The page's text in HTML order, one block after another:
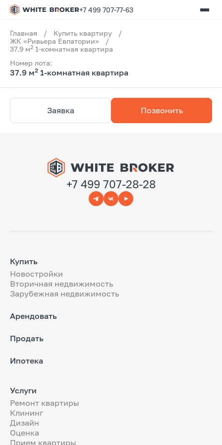
+7 499 707-77-63
Главная / Купить квартиру
/
ЖК «Ривьера Евпатории»
/
37.9 м2 1-комнатная квартира
Номер лота:
37.9 м2 1-комнатная квартира
Заявка Позвонить
+7 499 707-28-28
Купить
Новостройки
Вторичная недвижимость
Зарубежная недвижимость
Арендовать
Продать
Ипотека
Услуги
Ремонт квартиры
Клининг
Дизайн
Оценка
Прием квартиры